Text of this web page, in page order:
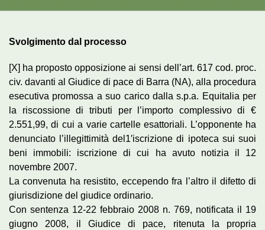
Svolgimento dal processo
[X] ha proposto opposizione ai sensi dell’art. 617 cod. proc.
civ. davanti al Giudice di pace di Barra (NA), alla procedura
esecutiva promossa a suo carico dalla s.p.a. Equitalia per
la riscossione di tributi per l’importo complessivo di €
2.551,99, di cui a varie cartelle esattoriali. L’opponente ha
denunciato l’illegittimità del1′iscrizione di ipoteca sui suoi
beni immobili: iscrizione di cui ha avuto notizia il 12
novembre 2007.
La convenuta ha resistito, eccependo fra l’altro il difetto di
giurisdizione del giudice ordinario.
Con sentenza 12-22 febbraio 2008 n. 769, notificata il 19
giugno 2008, il Giudice di pace, ritenuta la propria